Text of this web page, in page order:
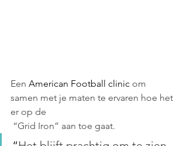
Een American Football clinic om
samen met je maten te ervaren hoe het
er op de
“Grid Iron” aan toe gaat.